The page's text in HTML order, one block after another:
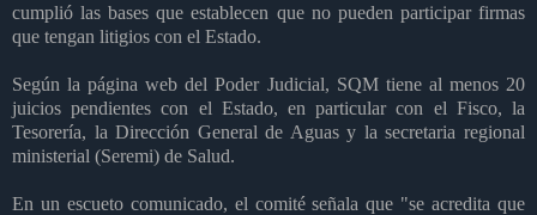
cumplió las bases que establecen que no pueden participar firmas
que tengan litigios con el Estado.
Según la página web del Poder Judicial, SQM tiene al menos 20
juicios pendientes con el Estado, en particular con el Fisco, la
Tesorería, la Dirección General de Aguas y la secretaria regional
ministerial (Seremi) de Salud.
En un escueto comunicado, el comité señala que "se acredita que